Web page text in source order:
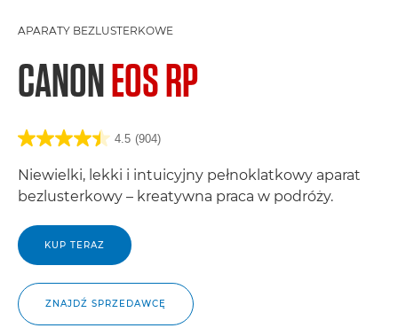
APARATY BEZLUSTERKOWE
CANONEOS RP
4.5 (904)
Niewielki, lekki i intuicyjny pełnoklatkowy aparat
bezlusterkowy – kreatywna praca w podróży.
KUP TERAZ
ZNAJDŹ SPRZEDAWCĘ